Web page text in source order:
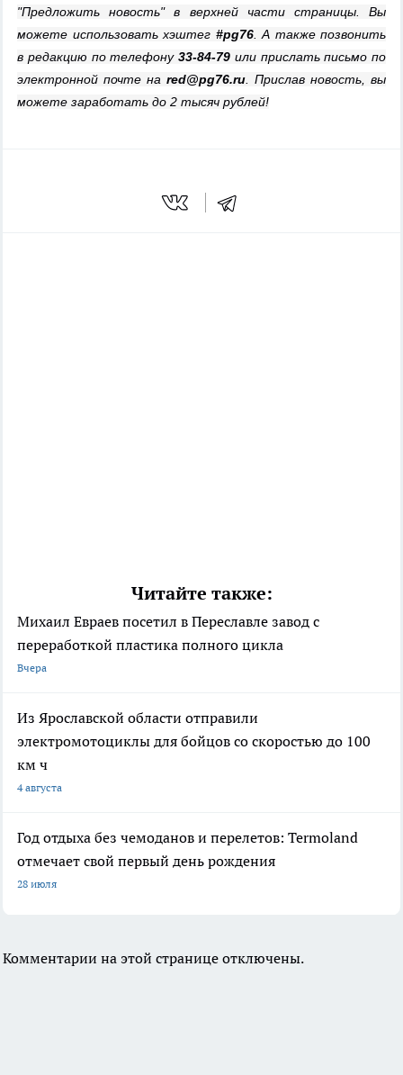
"Предложить новость" в верхней части страницы. Вы
можете использовать хэштег #pg76. А также позвонить
в редакцию по телефону 33-84-79 или прислать письмо по
электронной почте на red@pg76.ru. Прислав новость, вы
можете заработать до 2 тысяч рублей!
Читайте также:
Михаил Евраев посетил в Переславле завод с
переработкой пластика полного цикла
Вчера
Из Ярославской области отправили
электромотоциклы для бойцов со скоростью до 100
км ч
4 августа
Год отдыха без чемоданов и перелетов: Termoland
отмечает свой первый день рождения
28 июля
Комментарии на этой странице отключены.